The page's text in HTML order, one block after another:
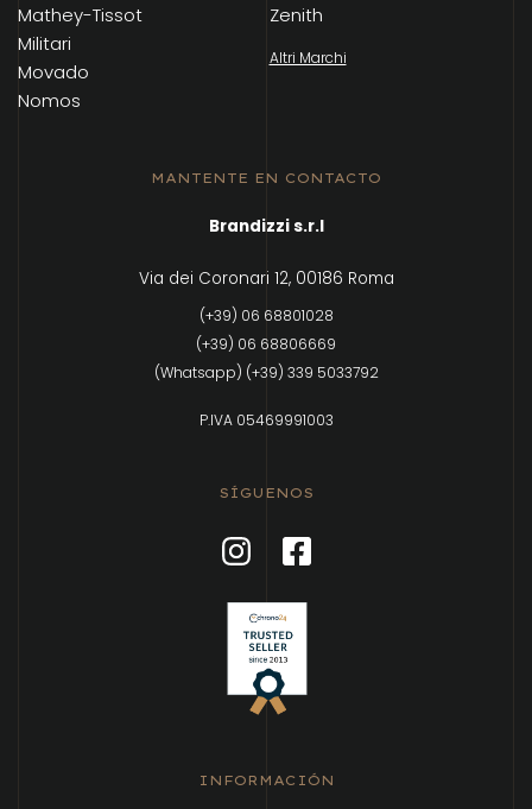
Mathey-Tissot
Militari
Movado
Nomos
Zenith
Altri Marchi
MANTENTE EN CONTACTO
Brandizzi s.r.l
Via dei Coronari 12, 00186 Roma
(+39) 06 68801028
(+39) 06 68806669
(Whatsapp) (+39) 339 5033792
P.IVA 05469991003
SÍGUENOS
INFORMACIÓN